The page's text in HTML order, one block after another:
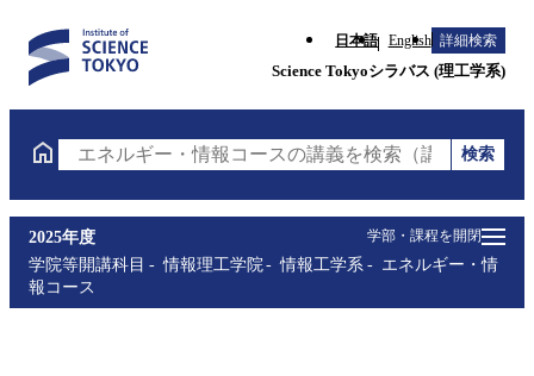
日本語 English 詳細検索
Science Tokyoシラバス (理工学系)
エネルギー・情報コースの講義を検索（講義名・科
検索
学部・課程を開閉
2025年度
学院等開講科目
情報理工学院 情報工学系
エネルギー・情
報コース